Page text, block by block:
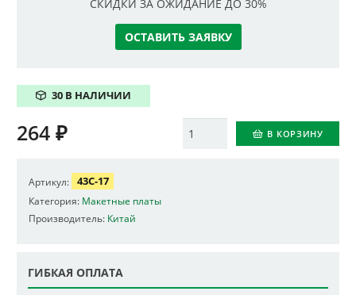
СКИДКИ ЗА ОЖИДАНИЕ ДО 30%
ОСТАВИТЬ ЗАЯВКУ
30 В НАЛИЧИИ
Количество В КОРЗИНУ
264 ₽
Артикул: 43C-17
Категория: Макетные платы
Производитель: Китай
ГИБКАЯ ОПЛАТА